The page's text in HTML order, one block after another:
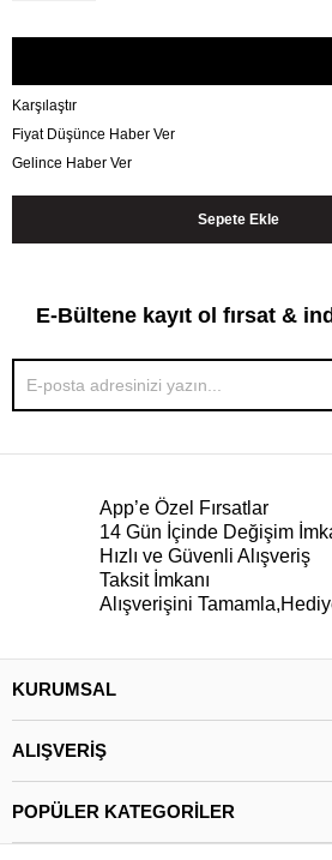
Karşılaştır
Fiyat Düşünce Haber Ver
Gelince Haber Ver
E-Bültene kayıt ol fırsat &
App’e Özel Fırsatlar
14 Gün İçinde Değişim
Hızlı ve Güvenli Alışveriş
Taksit İmkanı
Alışverişini
KURUMSAL
ALIŞVERİŞ
POPÜLER KATEGORİLER